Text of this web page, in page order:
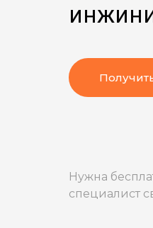
Нужна
специалист